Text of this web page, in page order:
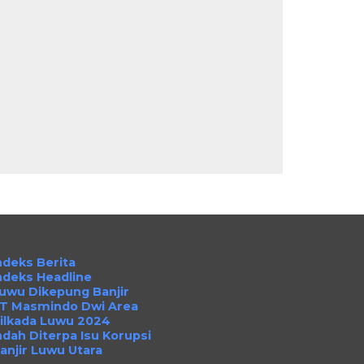
Berita
Headline
Dikepung Banjir
Masmindo Dwi Area
Luwu 2024
Diterpa Isu Korupsi
Luwu Utara